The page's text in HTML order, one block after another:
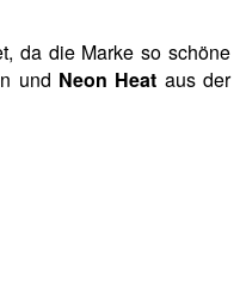
da die Marke so schöne
und Neon Heat aus der